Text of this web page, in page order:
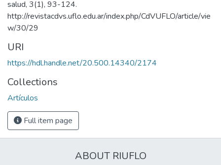
salud, 3(1), 93-124.
http://revistacdvs.uflo.edu.ar/index.php/CdVUFLO/article/vie
w/30/29
URI
https://hdl.handle.net/20.500.14340/2174
Collections
Artículos
Full item page
ABOUT RIUFLO